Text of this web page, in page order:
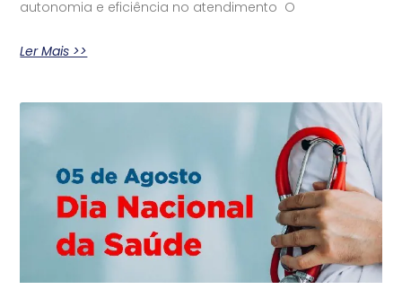
autonomia e eficiência no atendimento O
Ler Mais >>